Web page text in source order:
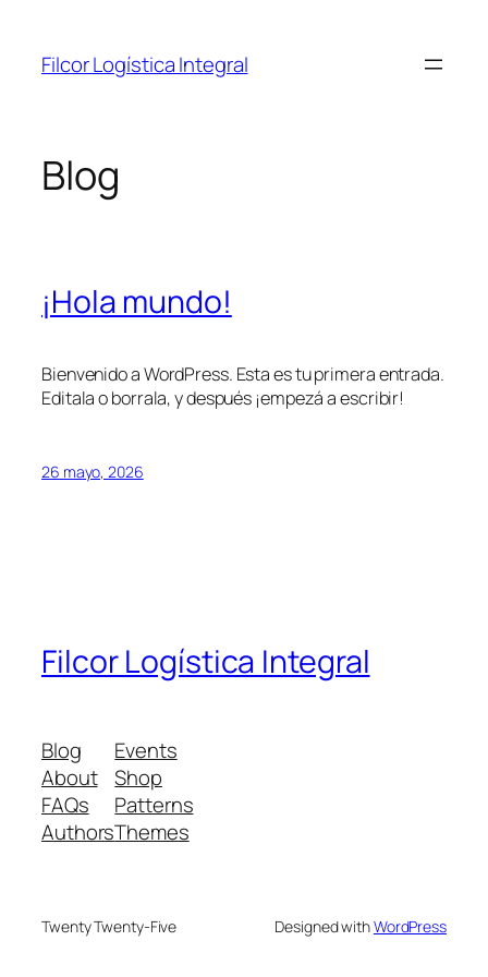
contenido
Filcor Logística Integral
Blog
¡Hola mundo!
Bienvenido a WordPress. Esta es tu primera entrada.
Editala o borrala, y después ¡empezá a escribir!
26 mayo, 2026
Filcor Logística Integral
Blog
About
FAQs
Authors
Events
Shop
Patterns
Themes
Twenty Twenty-Five Designed withWordPress